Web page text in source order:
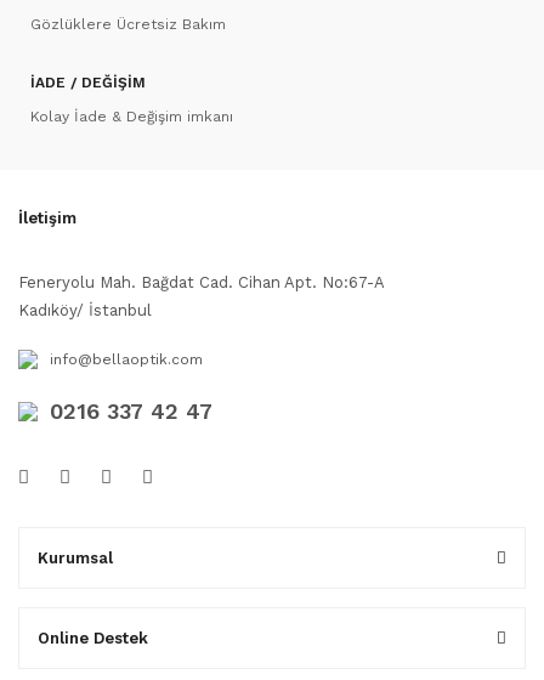
Gözlüklere Ücretsiz Bakım
İADE / DEĞİŞİM
Kolay İade & Değişim imkanı
İletişim
Feneryolu Mah. Bağdat Cad. Cihan Apt. No:67-A
Kadıköy/ İstanbul
info@bellaoptik.com
0216 337 42 47
Kurumsal
Online Destek